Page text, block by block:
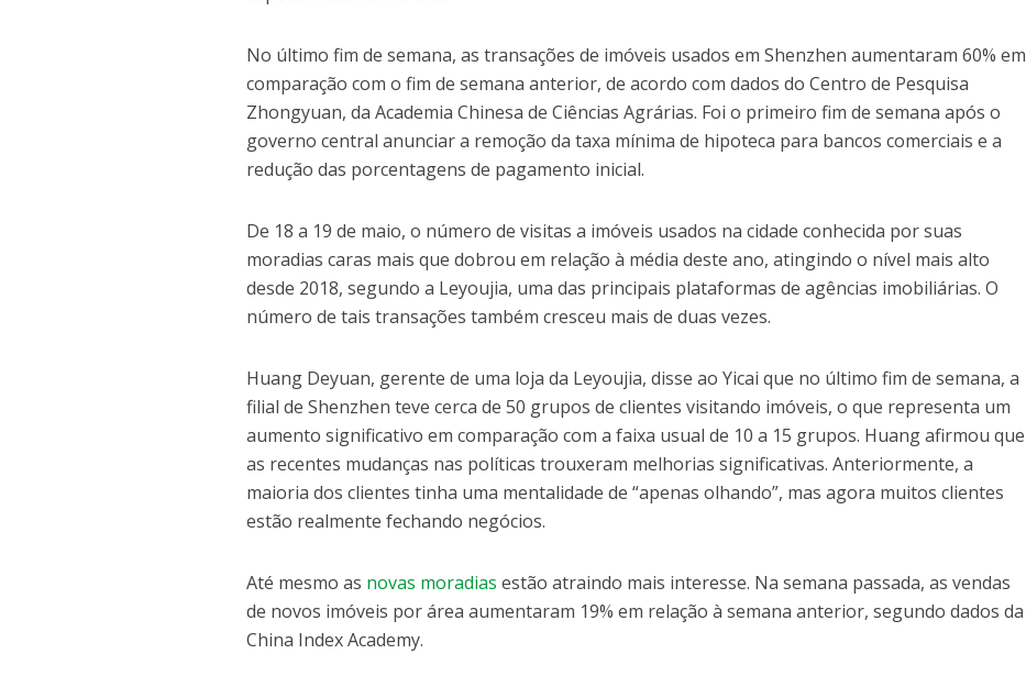
No último fim de semana, as transações de imóveis usados em Shenzhen aumentaram 60% em
comparação com o fim de semana anterior, de acordo com dados do Centro de Pesquisa
Zhongyuan, da Academia Chinesa de Ciências Agrárias. Foi o primeiro fim de semana após o
governo central anunciar a remoção da taxa mínima de hipoteca para bancos comerciais e a
redução das porcentagens de pagamento inicial.
De 18 a 19 de maio, o número de visitas a imóveis usados na cidade conhecida por suas
moradias caras mais que dobrou em relação à média deste ano, atingindo o nível mais alto
desde 2018, segundo a Leyoujia, uma das principais plataformas de agências imobiliárias. O
número de tais transações também cresceu mais de duas vezes.
Huang Deyuan, gerente de uma loja da Leyoujia, disse ao Yicai que no último fim de semana, a
filial de Shenzhen teve cerca de 50 grupos de clientes visitando imóveis, o que representa um
aumento significativo em comparação com a faixa usual de 10 a 15 grupos. Huang afirmou que
as recentes mudanças nas políticas trouxeram melhorias significativas. Anteriormente, a
maioria dos clientes tinha uma mentalidade de “apenas olhando”, mas agora muitos clientes
estão realmente fechando negócios.
Até mesmo as novas moradias estão atraindo mais interesse. Na semana passada, as vendas
de novos imóveis por área aumentaram 19% em relação à semana anterior, segundo dados da
China Index Academy.